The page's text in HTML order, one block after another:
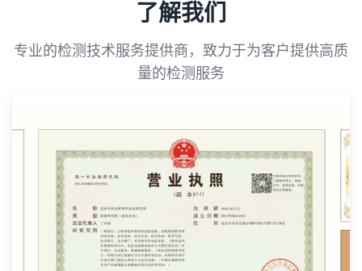
了解我们
专业的检测技术服务提供商，致力于为客户提供高质
量的检测服务